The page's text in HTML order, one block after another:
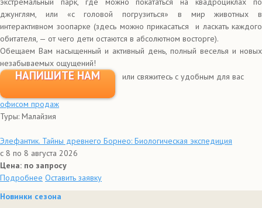
джунглям, или «с головой погрузиться» в мир животных в
интерактивном зоопарке (здесь можно прикасаться и ласкать каждого
обитателя, — от чего дети остаются в абсолютном восторге).
Обещаем Вам насыщенный и активный день, полный веселья и новых
незабываемых ощущений!
НАПИШИТЕ НАМ или свяжитесь с удобным для вас
офисом продаж
Туры: Малайзия
Элефантик. Тайны древнего Борнео: Биологическая экспедиция
с 8 по 8 августа 2026
Цена: по запросу
Подробнее Оставить заявку
Новинки сезона